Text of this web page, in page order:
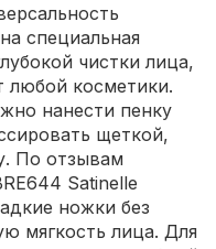
специальная
чистки лица,
любой косметики.
нанести пенку
щеткой,
По отзывам
Satinelle
ножки без
мягкость лица. Для